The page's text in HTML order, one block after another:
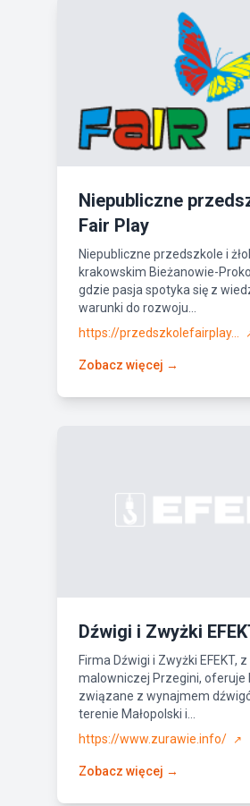
Niepubliczne
Fair Play
Niepubliczne przedszkole i
krakowskim Bieżanowie-
gdzie pasja spotyka się z
warunki do rozwoju...
https://przedszkolefairplay...
Zobacz więcej →
Dźwigi i Zwyżki
Firma Dźwigi i Zwyżki EFEKT,
malowniczej Przegini, oferuje
związane z wynajmem
terenie Małopolski i...
https://www.zurawie.info/
↗
Zobacz więcej →